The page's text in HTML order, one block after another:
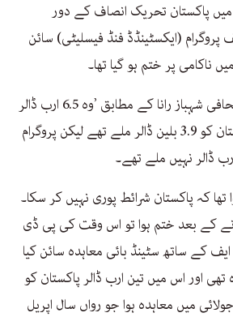
پاکستان نے جون 2019 میں پاکستان تحریک انصاف کے دور
(ایکسٹینڈڈ فنڈ فیسلیٹی) سائن
معاشی امور کے ماہر صحافی شہباز رانا کے مطابق ’وہ 6.5 ارب ڈالر
کا پروگرام تھا لیکن پاکستان کو 3.9 بلین ڈالر ملے تھے لیکن پروگرام
تھا کہ پاکستان شرائط پوری نہیں کر سکا۔
کے بعد ختم ہوا تو اس وقت کی پی ڈی
کے ساتھ سٹینڈ بائی معاہدہ سائن کیا
اور اس میں تین ارب ڈالر پاکستان کو
میں معاہدہ ہوا جو رواں سال اپریل